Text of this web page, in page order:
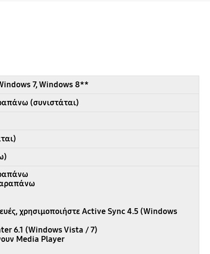
7, Windows 8**
(συνιστάται)
χρησιμοποιήστε Active Sync 4.5 (Windows
6.1 (Windows Vista / 7)
Media Player